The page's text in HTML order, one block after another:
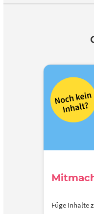
Füge Inhalte